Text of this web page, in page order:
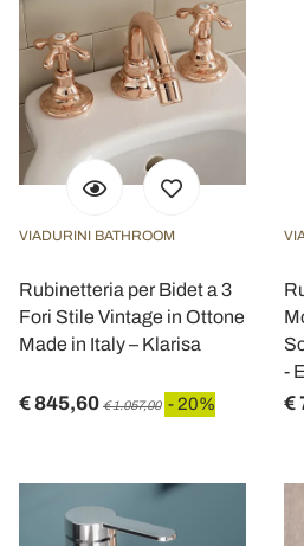
VIADURINI BATHROOM
Rubinetteria per Bidet a 3
Fori Stile Vintage in Ottone
Made in Italy – Klarisa
€ 845,60 € 1.057,00 - 20%
-
€